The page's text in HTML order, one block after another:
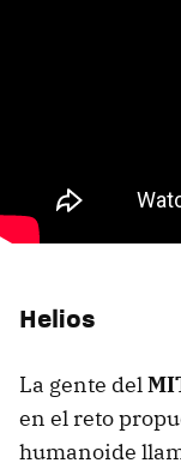
Helios
La gente del
en el reto
humanoide